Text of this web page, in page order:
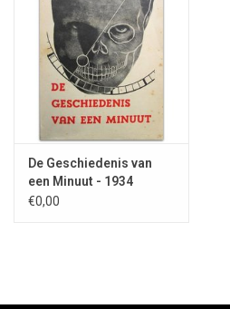
De Geschiedenis van
een Minuut - 1934
€0,00